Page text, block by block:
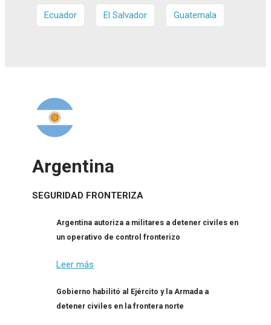
Ecuador El Salvador Guatemala
Argentina
SEGURIDAD FRONTERIZA
Argentina autoriza a militares a detener civiles en
un operativo de control fronterizo
Leer más
Gobierno habilitó al Ejército y la Armada a
detener civiles en la frontera norte